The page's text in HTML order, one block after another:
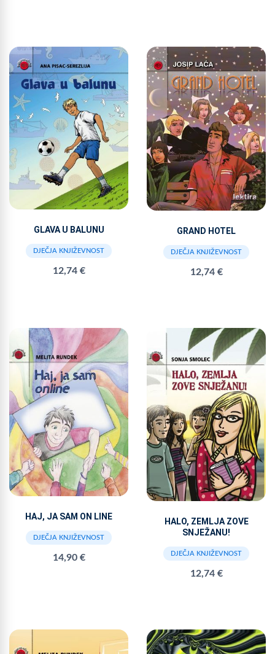
GLAVA U BALUNU
DJEČJA KNJIŽEVNOST
12,74 €
GRAND HOTEL
DJEČJA KNJIŽEVNOST
12,74 €
HAJ, JA SAM ON LINE
DJEČJA KNJIŽEVNOST
14,90 €
HALO, ZEMLJA ZOVE
SNJEŽANU!
DJEČJA KNJIŽEVNOST
12,74 €